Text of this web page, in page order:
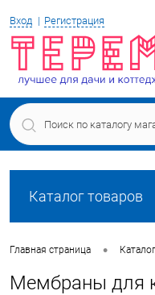
Вход Регистрация
Каталог товаров
Главная страница •
Мембраны для